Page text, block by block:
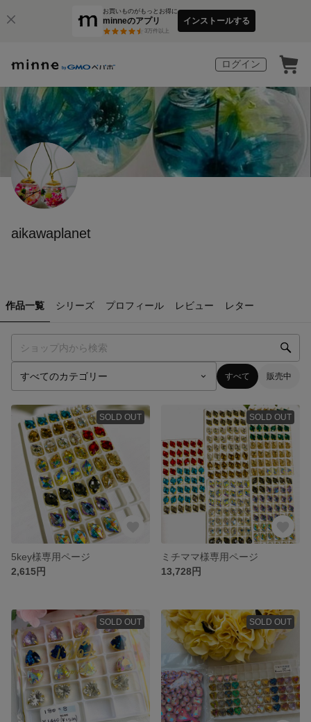
お買いものがもっとお得に
minneのアプリ
3万件以上
インストールする
ログイン
aikawaplanet
作品一覧 シリーズ プロフィール レビュー レター
すべて 販売中
SOLD OUT
5key様専用ページ
2,615円
SOLD OUT
ミチママ様専用ページ
13,728円
SOLD OUT SOLD OUT